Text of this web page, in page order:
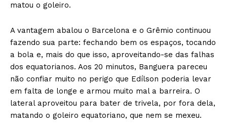
matou o goleiro.
A vantagem abalou o Barcelona e o Grêmio continuou
fazendo sua parte: fechando bem os espaços, tocando
a bola e, mais do que isso, aproveitando-se das falhas
dos equatorianos. Aos 20 minutos, Banguera pareceu
não confiar muito no perigo que Edílson poderia levar
em falta de longe e armou muito mal a barreira. O
lateral aproveitou para bater de trivela, por fora dela,
matando o goleiro equatoriano, que nem se mexeu.